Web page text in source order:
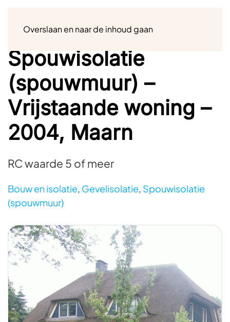
Overslaan en naar de inhoud gaan
Spouwisolatie
(spouwmuur) –
Vrijstaande woning –
2004, Maarn
RC waarde 5 of meer
Bouw en isolatie, Gevelisolatie, Spouwisolatie
(spouwmuur)